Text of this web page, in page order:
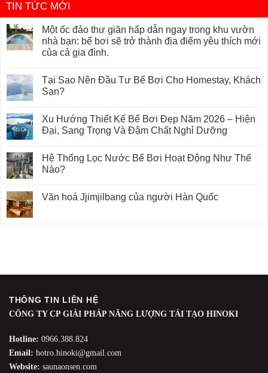
TIN TỨC MỚI
Một ốc đảo thư giãn hấp dẫn ngay trong khu vườn
nhà bạn: bể bơi sẽ trở thành địa điểm yêu thích mới
của cả gia đình.
Tại Sao Nên Đầu Tư Bể Bơi Cho Homestay, Khách
Sạn?
Xu Hướng Thiết Kế Bể Bơi Đẹp Năm 2026 – Hiện
Đại, Sang Trọng Và Đậm Chất Nghỉ Dưỡng
Hệ Thống Lọc Nước Bể Bơi Hoạt Động Như Thế
Nào?
Văn hoá Jjimjilbang của người Hàn Quốc
THÔNG TIN LIÊN HỆ
CÔNG TY CP GIẢI PHÁP NĂNG LƯỢNG TÁI TẠO HINOKI
Hotline: 0966.388.824
Email: hotro.hinoki@gmail.com
Website: saunaonsen.com